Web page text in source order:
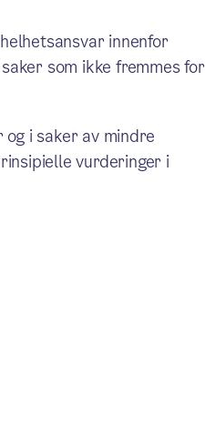
innenfor
som ikke fremmes for
i saker av mindre
vurderinger i